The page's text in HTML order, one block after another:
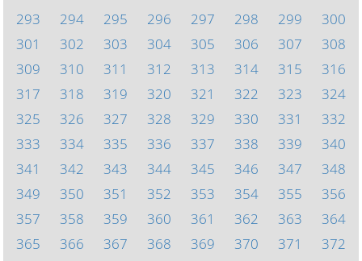
293
294 295 296 297 298 299
300
301
302 303 304 305 306 307
308
309
310 311 312 313 314 315
316
317
318 319 320 321 322 323
324
325
326 327 328 329 330 331
332
333
334 335 336 337 338 339
340
341
342 343 344 345 346 347
348
349
350 351 352 353 354 355
356
357
358 359 360 361 362 363
364
365
366 367 368 369 370 371
372